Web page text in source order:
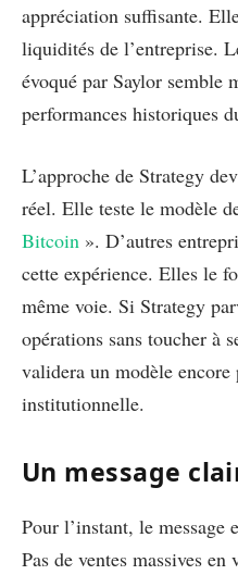
appréciation suffisante.
liquidités de l’entreprise.
évoqué par Saylor semble
performances historiques
L’approche de Strategy
réel. Elle teste le modèle
Bitcoin ». D’autres
cette expérience. Elles le
même voie. Si Strategy
opérations sans toucher à
validera un modèle encore
institutionnelle.
Un message
Pour l’instant, le message
Pas de ventes massives